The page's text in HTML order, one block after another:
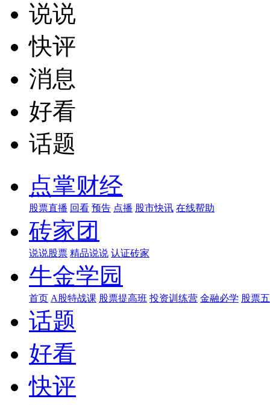
说说
快评
消息
好看
话题
点掌财经
股票直播 回看 预告 点播 股市快讯 在线帮助
砖家团
说说股票 精品说说 认证砖家
牛金学园
首页 A股特战课 股票提高班 投资训练营 金融必学 股票
话题
好看
快评